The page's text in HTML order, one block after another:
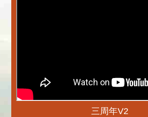
三周年V2